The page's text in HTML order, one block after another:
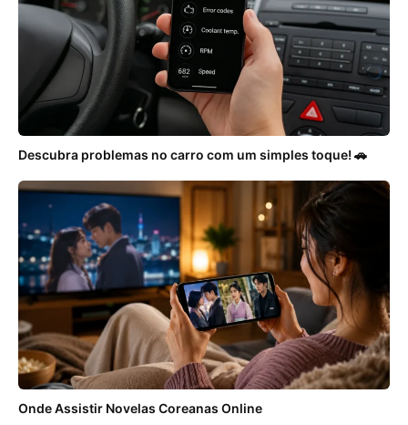
Descubra problemas no carro com um simples toque! 🚗
Onde Assistir Novelas Coreanas Online